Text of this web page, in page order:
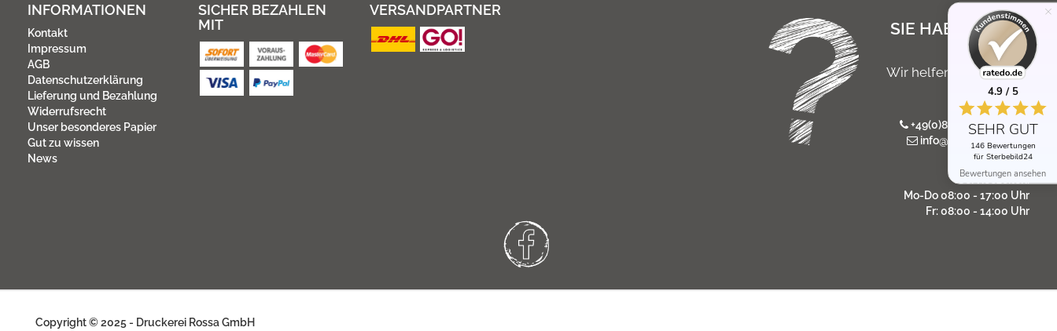
INFORMATIONEN
Kontakt
Impressum
AGB
Datenschutzerklärung
Lieferung und Bezahlung
Widerrufsrecht
Unser besonderes Papier
Gut zu wissen
News
SICHER BEZAHLEN
MIT
VERSANDPARTNER
SIE HABEN NOCH
FRAGEN?
Wir helfen Ihnen gerne
persönlich
+49(0)8546 / 975 766 7
info@sterbebild24.de
Servicezeiten:
Mo-Do 08:00 - 17:00 Uhr
Fr: 08:00 - 14:00 Uhr
Copyright © 2025 - Druckerei Rossa GmbH
4.9 / 5
SEHR GUT
146 Bewertungen
für Sterbebild24
Bewertungen ansehen